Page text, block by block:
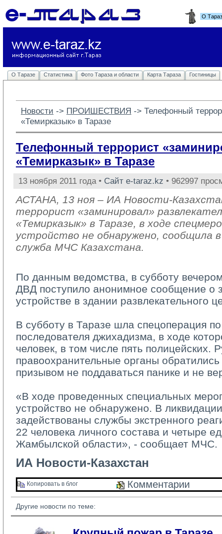
О
О Таразе Статистика Фото Тараза и области Карта Тараза Гостиницы
Новости -> ПРОИШЕСТВИЯ -> Телефонный
«Темирказык» в Таразе
Телефонный террорист
«Темирказык» в Таразе
13 ноября 2011 года • Сайт e-taraz.kz • 962997
АСТАНА, 13 ноя – ИА Новости-
террорист «заминировал»
«Темирказык» в Таразе, в ходе
устройство не обнаружено, сообщила в
служба МЧС Казахстана.
По данным ведомства, в субботу
ДВД поступило анонимное сообщение о
устройстве в здании развлекательного
В субботу в Таразе шла спецоперация
последователя джихадизма, в ходе
человек, в том числе пять полицейских.
правоохранительные органы
призывом не поддаваться панике и не
«В ходе проведенных специальных
устройство не обнаружено. В
задействованы службы экстренного
22 человека личного состава и четыре
Жамбылской области», - сообщает МЧС.
ИА Новости-Казахстан
Копировать в блог Комментарии
Другие новости по теме: